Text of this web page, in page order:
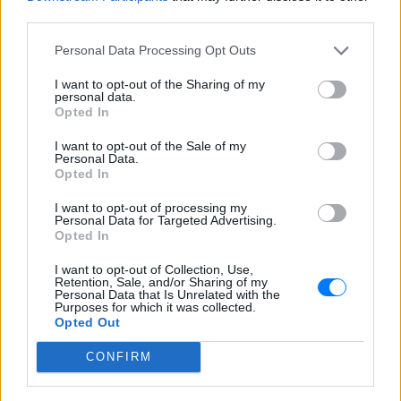
Personal Data Processing Opt Outs
I want to opt-out of the Sharing of my
personal data.
Opted In
I want to opt-out of the Sale of my
Personal Data.
Opted In
I want to opt-out of processing my
Personal Data for Targeted Advertising.
Opted In
I want to opt-out of Collection, Use,
Retention, Sale, and/or Sharing of my
Personal Data that Is Unrelated with the
Purposes for which it was collected.
Opted Out
CONFIRM
στον Λευκό Οίκο
Η νύχτα που ο Barack και η Michelle
τους
της Αγγελικής Ηλιάδη για τη
Η τραγουδίστρια περιέγραψε μέσα από
το Instagram μια εμπειρία που λέει πως